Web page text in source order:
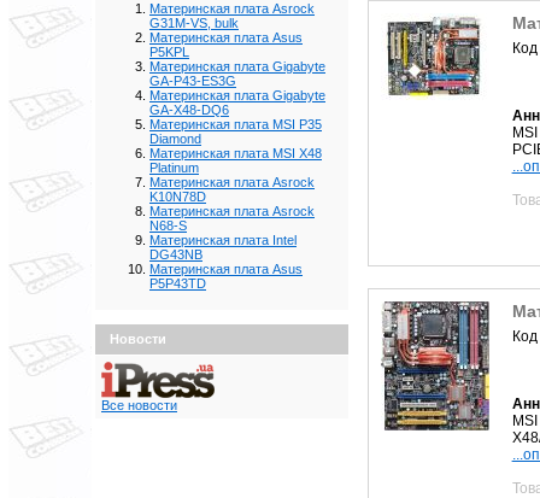
Материнская плата Asrock
G31M-VS, bulk
Материнская плата Asus
P5KPL
Материнская плата Gigabyte
GA-P43-ES3G
Материнская плата Gigabyte
GA-X48-DQ6
Материнская плата MSI P35
Diamond
Материнская плата MSI X48
Platinum
Материнская плата Asrock
K10N78D
Материнская плата Asrock
N68-S
Материнская плата Intel
DG43NB
Материнская плата Asus
P5P43TD
Новости
Все новости